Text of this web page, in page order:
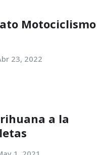
Motociclismo
23, 2022
a la